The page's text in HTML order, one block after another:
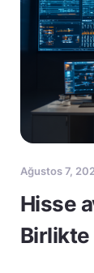
Ağustos 7,
Hisse
Birlikte